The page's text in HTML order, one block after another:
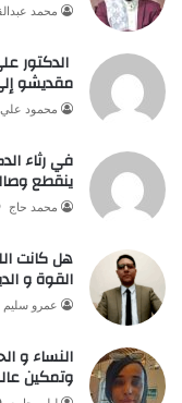
محمد
الدكتور
مقديشو
محمود
في رثاء
ينقطع
محمد حاج
هل كانت
القوة و
عمرو سليم
النساء و
وتمكين